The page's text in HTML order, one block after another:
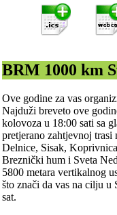
BRM 1000 km
Ove godine za vas
Najduži breveto ove
kolovoza u 18:00 sati sa
pretjerano zahtjevnoj
Delnice, Sisak,
Breznički hum i Sveta
5800 metara vertikalnog
što znači da vas na cilju
sat.